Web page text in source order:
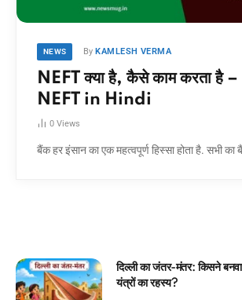
NEWS By KAMLESH VERMA
NEFT क्या है, कैसे काम करता है
NEFT in Hindi
0 Views
बैंक हर इंसान का एक महत्वपूर्ण हिस्सा होता है. सभी का
दिल्ली का जंतर-मंतर: किसने बनवाया और क्या है इसके 4
यंत्रों का रहस्य?